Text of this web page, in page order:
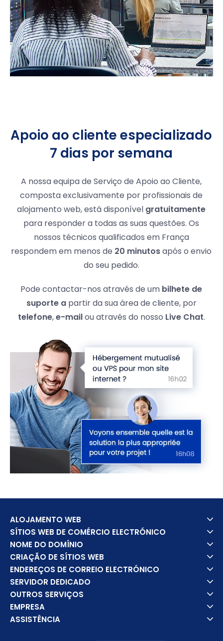
Apoio ao cliente especializado
7 dias por semana
A nossa equipa de Serviço de Apoio ao Cliente,
composta exclusivamente por profissionais de
alojamento web, está disponível gratuitamente
para responder a todas as suas questões. Os
nossos técnicos qualificados em França
respondem em menos de 20 minutosapós o envio
do seu pedido.
Pode contactar-nos através de um bilhete de
suporte apartir da sua área de cliente, por
telefone,e-mailou através do nosso Live Chat.
ALOJAMENTO WEB
SÍTIOS WEB DE COMÉRCIO ELECTRÓNICO
NOME DO DOMÍNIO
CRIAÇÃO DE SÍTIOS WEB
ENDEREÇOS DE CORREIO ELECTRÓNICO
SERVIDOR DEDICADO
OUTROS SERVIÇOS
EMPRESA
ASSISTÊNCIA